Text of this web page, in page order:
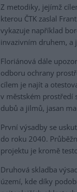
Z metodiky, jejímž
kterou ČTK zaslal
vykazuje například
invazivním druhem, a
Floriánová dále
odboru ochrany
cílem je najít a
v městském prostředí
dubů a jilmů, jasan
První výsadby se
do roku 2040.
projektu je kromě
Druhová skladba
území, kde díky